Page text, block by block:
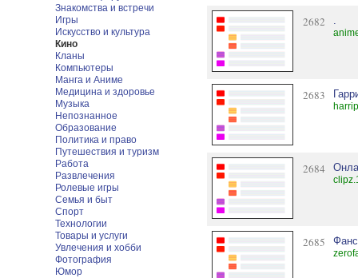
Знакомства и встречи
Игры
Искусство и культура
Кино
Кланы
Компьютеры
Манга и Аниме
Медицина и здоровье
Музыка
Непознанное
Образование
Политика и право
Путешествия и туризм
Работа
Развлечения
Ролевые игры
Семья и быт
Спорт
Технологии
Товары и услуги
Увлечения и хобби
Фотография
Юмор
2682 .
2683
2684
2685